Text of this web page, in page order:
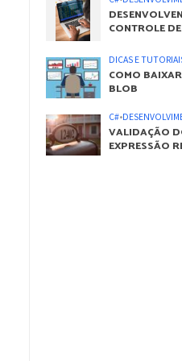
CONTROLE
DICAS E
COMO
BLOB
C#•
VALIDAÇÃO
EXPRESSÃO